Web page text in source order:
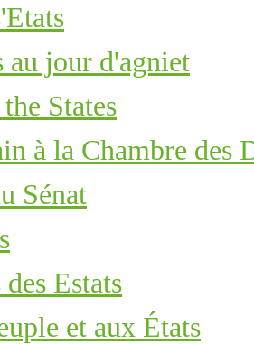
au jour d'agniet
States
à la Chambre des
Sénat
Estats
et aux États